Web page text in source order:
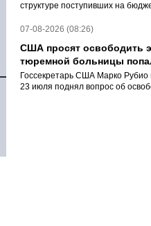
структуре поступивших на
07-08-2026 (08:26)
США просят освободить
тюремной больницы
Госсекретарь США Марко
23 июля поднял вопрос об